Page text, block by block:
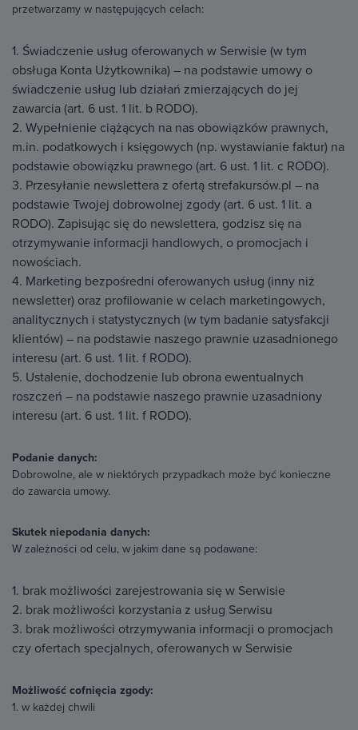
przetwarzamy w następujących celach:
1. Świadczenie usług oferowanych w Serwisie (w tym
obsługa Konta Użytkownika) – na podstawie umowy o
świadczenie usług lub działań zmierzających do jej
zawarcia (art. 6 ust. 1 lit. b RODO).
2. Wypełnienie ciążących na nas obowiązków prawnych,
m.in. podatkowych i księgowych (np. wystawianie faktur) na
podstawie obowiązku prawnego (art. 6 ust. 1 lit. c RODO).
3. Przesyłanie newslettera z ofertą strefakursów.pl – na
podstawie Twojej dobrowolnej zgody (art. 6 ust. 1 lit. a
RODO). Zapisując się do newslettera, godzisz się na
otrzymywanie informacji handlowych, o promocjach i
nowościach.
4. Marketing bezpośredni oferowanych usług (inny niż
newsletter) oraz profilowanie w celach marketingowych,
analitycznych i statystycznych (w tym badanie satysfakcji
klientów) – na podstawie naszego prawnie uzasadnionego
interesu (art. 6 ust. 1 lit. f RODO).
5. Ustalenie, dochodzenie lub obrona ewentualnych
roszczeń – na podstawie naszego prawnie uzasadniony
interesu (art. 6 ust. 1 lit. f RODO).
Podanie danych:
Dobrowolne, ale w niektórych przypadkach może być konieczne
do zawarcia umowy.
Skutek niepodania danych:
W zależności od celu, w jakim dane są podawane:
1. brak możliwości zarejestrowania się w Serwisie
2. brak możliwości korzystania z usług Serwisu
3. brak możliwości otrzymywania informacji o promocjach
czy ofertach specjalnych, oferowanych w Serwisie
Możliwość cofnięcia zgody:
1. w każdej chwili